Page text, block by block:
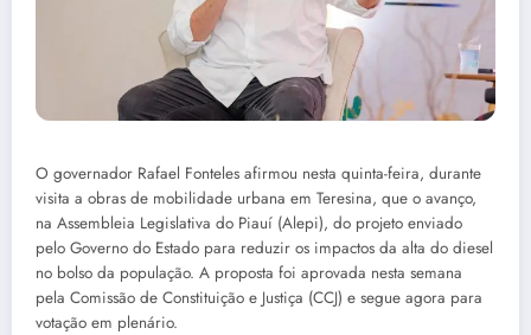
O governador Rafael Fonteles afirmou nesta quinta-feira, durante
visita a obras de mobilidade urbana em Teresina, que o avanço,
na Assembleia Legislativa do Piauí (Alepi), do projeto enviado
pelo Governo do Estado para reduzir os impactos da alta do diesel
no bolso da população. A proposta foi aprovada nesta semana
pela Comissão de Constituição e Justiça (CCJ) e segue agora para
votação em plenário.